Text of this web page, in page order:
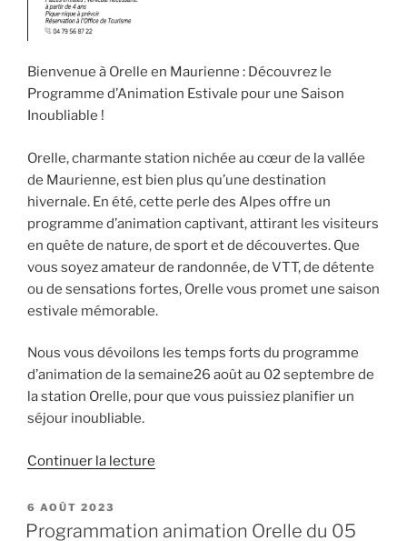
Bienvenue à Orelle en Maurienne : Découvrez le
Programme d’Animation Estivale pour une Saison
Inoubliable !
Orelle, charmante station nichée au cœur de la vallée
de Maurienne, est bien plus qu’une destination
hivernale. En été, cette perle des Alpes offre un
programme d’animation captivant, attirant les visiteurs
en quête de nature, de sport et de découvertes. Que
vous soyez amateur de randonnée, de VTT, de détente
ou de sensations fortes, Orelle vous promet une saison
estivale mémorable.
Nous vous dévoilons les temps forts du programme
d’animation de la semaine26 août au 02 septembre de
la station Orelle, pour que vous puissiez planifier un
séjour inoubliable.
Continuer la lecture
Orelle
PUBLIÉ
LE
6 AOÛT 2023
Programmation animation Orelle du 05